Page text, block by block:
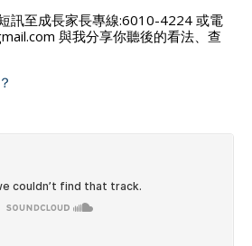
訊至成長家長專線:6010-4224 或電
與我分享你聽後的看法、查